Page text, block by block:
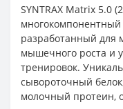
SYNTRAX Matrix 5.0
разработанный для
мышечного роста и
тренировок.
сывороточный
молочный протеин,